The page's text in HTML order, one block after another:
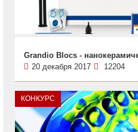
Grandio Blocs -
20 декабря 2017
12204
КОНКУРС